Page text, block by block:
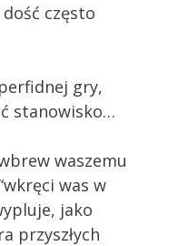
często
gry,
stanowisko…
waszemu
was w
jako
przyszłych